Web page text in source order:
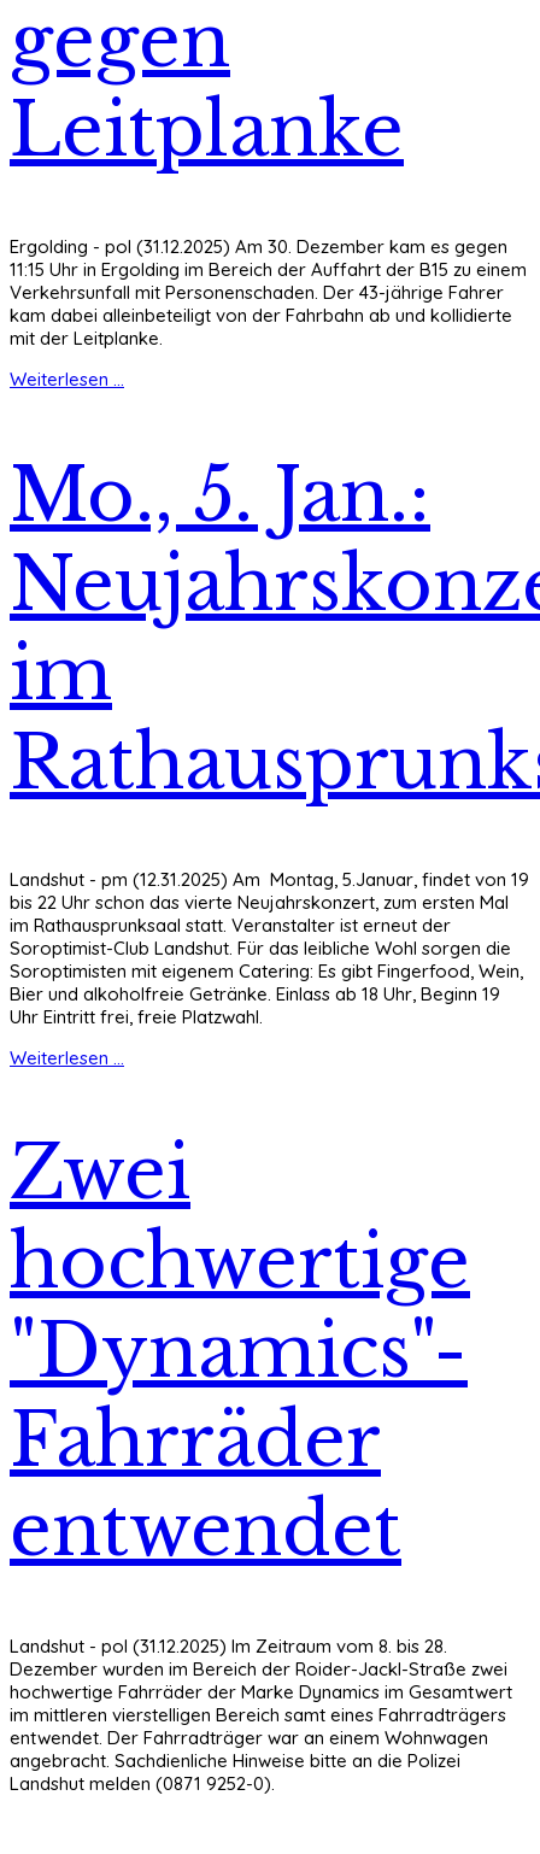
gegen
Leitplanke
Ergolding - pol (31.12.2025) Am 30. Dezember kam es gegen
11:15 Uhr in Ergolding im Bereich der Auffahrt der B15 zu einem
Verkehrsunfall mit Personenschaden. Der 43-jährige Fahrer
kam dabei alleinbeteiligt von der Fahrbahn ab und kollidierte
mit der Leitplanke.
Weiterlesen ...
Mo., 5. Jan.:
im
Landshut - pm (12.31.2025) Am Montag, 5.Januar, findet von 19
bis 22 Uhr schon das vierte Neujahrskonzert, zum ersten Mal
im Rathausprunksaal statt. Veranstalter ist erneut der
Soroptimist-Club Landshut. Für das leibliche Wohl sorgen die
Soroptimisten mit eigenem Catering: Es gibt Fingerfood, Wein,
Bier und alkoholfreie Getränke. Einlass ab 18 Uhr, Beginn 19
Uhr Eintritt frei, freie Platzwahl.
Weiterlesen ...
Zwei
hochwertige
"Dynamics"-
Fahrräder
entwendet
Landshut - pol (31.12.2025) Im Zeitraum vom 8. bis 28.
Dezember wurden im Bereich der Roider-Jackl-Straße zwei
hochwertige Fahrräder der Marke Dynamics im Gesamtwert
im mittleren vierstelligen Bereich samt eines Fahrradträgers
entwendet. Der Fahrradträger war an einem Wohnwagen
angebracht. Sachdienliche Hinweise bitte an die Polizei
Landshut melden (0871 9252-0).